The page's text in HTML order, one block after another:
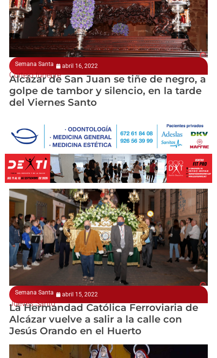
Semana Santa abril 16, 2022
Cortejo fúnebre
Alcázar de San Juan se tiñe de negro, a
golpe de tambor y silencio, en la tarde
del Viernes Santo
Semana Santa abril 15, 2022
Jueves Santo
La Hermandad Católica Ferroviaria de
Alcázar vuelve a salir a la calle con
Jesús Orando en el Huerto